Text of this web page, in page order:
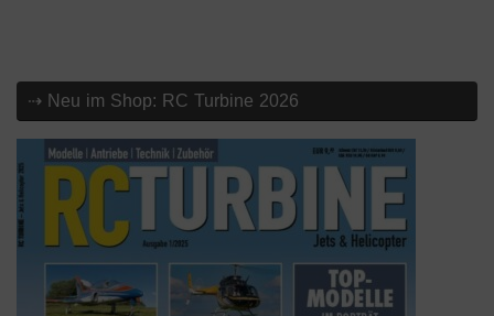
⇢ Neu im Shop: RC Turbine 2026